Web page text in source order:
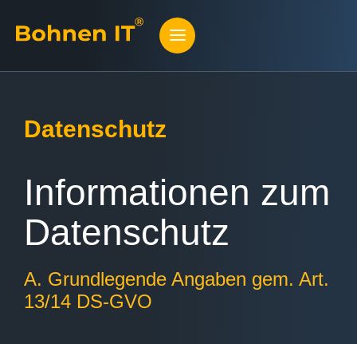
Datenschutz
Informationen zum
Datenschutz
A. Grundlegende Angaben gem. Art.
13/14 DS-GVO